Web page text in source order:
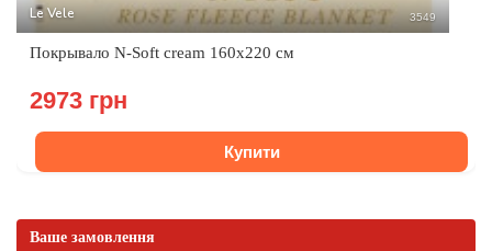
Le Vele 3549
Покрывало N-Soft cream 160x220 см
2973 грн
Купити
Ваше замовлення